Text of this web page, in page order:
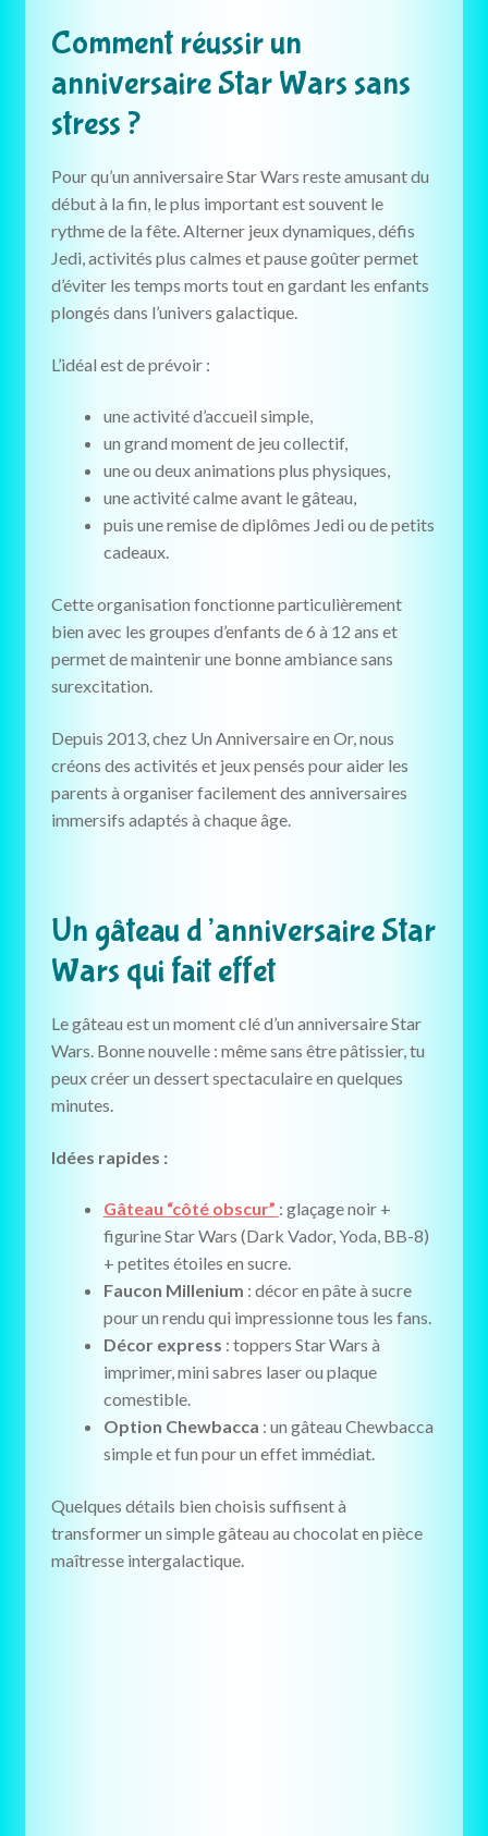
Comment réussir un
anniversaire Star Wars sans
stress ?
Pour qu’un anniversaire Star Wars reste amusant du
début à la fin, le plus important est souvent le
rythme de la fête. Alterner jeux dynamiques, défis
Jedi, activités plus calmes et pause goûter permet
d’éviter les temps morts tout en gardant les enfants
plongés dans l’univers galactique.
L’idéal est de prévoir :
une activité d’accueil simple,
un grand moment de jeu collectif,
une ou deux animations plus physiques,
une activité calme avant le gâteau,
puis une remise de diplômes Jedi ou de petits
cadeaux.
Cette organisation fonctionne particulièrement
bien avec les groupes d’enfants de 6 à 12 ans et
permet de maintenir une bonne ambiance sans
surexcitation.
Depuis 2013, chez Un Anniversaire en Or, nous
créons des activités et jeux pensés pour aider les
parents à organiser facilement des anniversaires
immersifs adaptés à chaque âge.
Un gâteau d’anniversaire Star
Wars qui fait effet
Le gâteau est un moment clé d’un anniversaire Star
Wars. Bonne nouvelle : même sans être pâtissier, tu
peux créer un dessert spectaculaire en quelques
minutes.
Idées rapides :
Gâteau “côté obscur” : glaçage noir +
figurine Star Wars (Dark Vador, Yoda, BB-8)
+ petites étoiles en sucre.
Faucon Millenium : décor en pâte à sucre
pour un rendu qui impressionne tous les fans.
Décor express : toppers Star Wars à
imprimer, mini sabres laser ou plaque
comestible.
Option Chewbacca : un gâteau Chewbacca
simple et fun pour un effet immédiat.
Quelques détails bien choisis suffisent à
transformer un simple gâteau au chocolat en pièce
maîtresse intergalactique.